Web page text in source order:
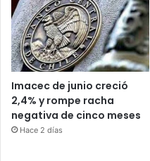
Imacec de junio creció
2,4% y rompe racha
negativa de cinco meses
Hace 2 días